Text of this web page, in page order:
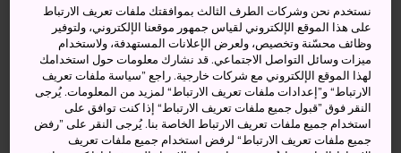
متحف إيغا ريو نينجا
الينابيع الساخنة والشلالات الخلابة والتنزه والتدريب العملي على
النينجا، وغيرها من كثير من الأمور تجعل مقاطعة ميه الغربية
وجهةً مثاليةً للاستمتاع بالريف الياباني.
نستخدم نحن وشركات الطرف الثالث بموافقتك ملفات تعريف الارتباط
على هذا الموقع الإلكتروني لقياس جمهور موقعنا الإلكتروني، ولتوفير
وظائف محسّنة وتخصيص، ولعرض الإعلانات المستهدفة، ولاستخدام
ميزات وسائل التواصل الاجتماعي. قد نشارك معلومات حول استخدامك
لهذا الموقع الإلكتروني مع شركات خارجية. راجع ”سياسة ملفات تعريف
الارتباط“ و”إعدادات ملفات تعريف الارتباط“ لمزيد من المعلومات. يُرجى
النقر فوق ”قبول جميع ملفات تعريف الارتباط“ إذا كنت توافق على
استخدام جميع ملفات تعريف الارتباط الخاصة بنا. يُرجى النقر على ”رفض
جميع ملفات تعريف الارتباط“ لرفض استخدام جميع ملفات تعريف